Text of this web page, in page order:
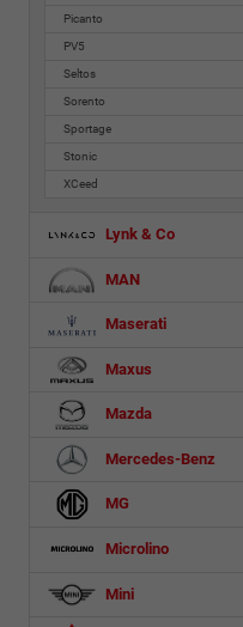
Picanto
PV5
Seltos
Sorento
Sportage
Stonic
XCeed
Lynk & Co
MAN
Maserati
Maxus
Mazda
Mercedes-Benz
MG
Microlino
Mini